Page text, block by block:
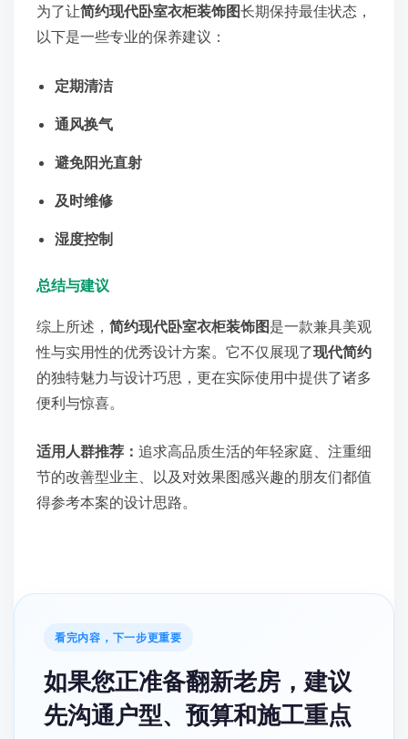
为了让简约现代卧室衣柜装饰图长期保持最佳状态，
以下是一些专业的保养建议：
定期清洁
通风换气
避免阳光直射
及时维修
湿度控制
总结与建议
综上所述， 简约现代卧室衣柜装饰图是一款兼具美观
性与实用性的优秀设计方案。它不仅展现了现代简约
的独特魅力与设计巧思，更在实际使用中提供了诸多
便利与惊喜。
适用人群推荐： 追求高品质生活的年轻家庭、注重细
节的改善型业主、以及对效果图感兴趣的朋友们都值
得参考本案的设计思路。
看完内容，下一步更重要
如果您正准备翻新老房，建议
先沟通户型、预算和施工重点